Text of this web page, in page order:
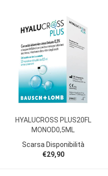
HYALUCROSS PLUS20FL
MONOD0,5ML
Scarsa Disponibilità
€29,90